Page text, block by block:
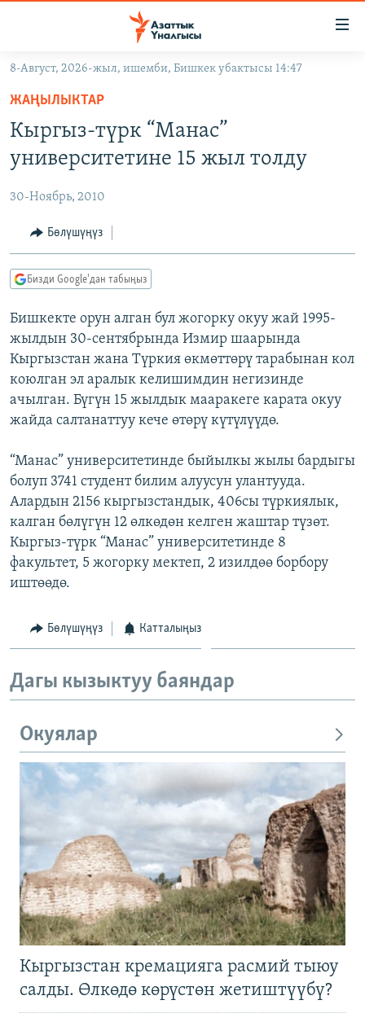
Навигацияга
өтүңүз
Издөөгө
салыңызКЫРГЫЗСТАН
ЭКОНОМИКА
МАДАНИЯТ
ДҮЙНӨ
БОРБОР АЗИЯ
УКРАИНА
АТАЙЫН ИЛИКТӨӨ
ТВ ПРОГРАММАЛАР
ЭКСПЕРТТЕР ТАЛДАЙТ
БИЗ ЖАНА ДҮЙНӨ
ЭЖЕ-СИҢДИЛЕР
ӨЗГӨЧӨ ПИКИР
Русский
ОНЛАЙН ШЕРИНЕ
ЭЕ/АРнун бардык сайттары
8-Август, 2026-жыл, ишемби, Бишкек убактысы 14:47
ЖАҢЫЛЫКТАР
Кыргыз-түрк “Манас”
университетине 15 жыл толду
30-Ноябрь, 2010
Бөлүшүңүз
Бизди Google'дан табыңыз
Бишкекте орун алган бул жогорку окуу жай 1995-
жылдын 30-сентябрында Измир шаарында
Кыргызстан жана Түркия өкмөттөрү тарабынан кол
коюлган эл аралык келишимдин негизинде
ачылган. Бүгүн 15 жылдык мааракеге карата окуу
жайда салтанаттуу кече өтөрү күтүлүүдө.
“Манас” университетинде быйылкы жылы бардыгы
болуп 3741 студент билим алуусун улантууда.
Алардын 2156 кыргызстандык, 406сы түркиялык,
калган бөлүгүн 12 өлкөдөн келген жаштар түзөт.
Кыргыз-түрк “Манас” университетинде 8
факультет, 5 жогорку мектеп, 2 изилдөө борбору
иштөөдө.
Бөлүшүңүз Катталыңыз
Дагы кызыктуу баяндар
Окуялар
Кыргызстан кремацияга расмий тыюу
салды. Өлкөдө көрүстөн жетиштүүбү?